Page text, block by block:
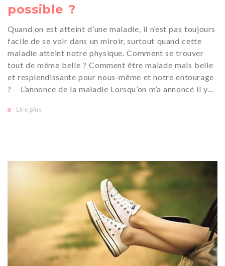
possible ?
Quand on est atteint d’une maladie, il n’est pas toujours
facile de se voir dans un miroir, surtout quand cette
maladie atteint notre physique. Comment se trouver
tout de même belle ? Comment être malade mais belle
et resplendissante pour nous-même et notre entourage
? L’annonce de la maladie Lorsqu’on m’a annoncé il y…
Lire plus